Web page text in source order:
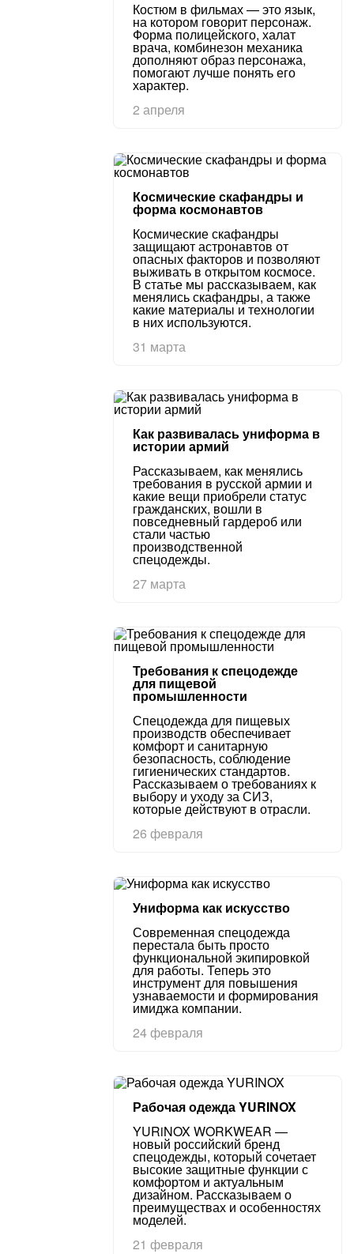
Костюм в фильмах — это язык,
на котором говорит персонаж.
Форма полицейского, халат
врача, комбинезон механика
дополняют образ персонажа,
помогают лучше понять его
характер.
2 апреля
Космические скафандры и
форма космонавтов
Космические скафандры
защищают астронавтов от
опасных факторов и позволяют
выживать в открытом космосе.
В статье мы рассказываем, как
менялись скафандры, а также
какие материалы и технологии
в них используются.
31 марта
Как развивалась униформа в
истории армий
Рассказываем, как менялись
требования в русской армии и
какие вещи приобрели статус
гражданских, вошли в
повседневный гардероб или
стали частью
производственной
спецодежды.
27 марта
Требования к спецодежде
для пищевой
промышленности
Спецодежда для пищевых
производств обеспечивает
комфорт и санитарную
безопасность, соблюдение
гигиенических стандартов.
Рассказываем о требованиях к
выбору и уходу за СИЗ,
которые действуют в отрасли.
26 февраля
Униформа как искусство
Современная спецодежда
перестала быть просто
функциональной экипировкой
для работы. Теперь это
инструмент для повышения
узнаваемости и формирования
имиджа компании.
24 февраля
Рабочая одежда YURINOX
YURiNOX WORKWEAR —
новый российский бренд
спецодежды, который сочетает
высокие защитные функции с
комфортом и актуальным
дизайном. Рассказываем о
преимуществах и особенностях
моделей.
21 февраля